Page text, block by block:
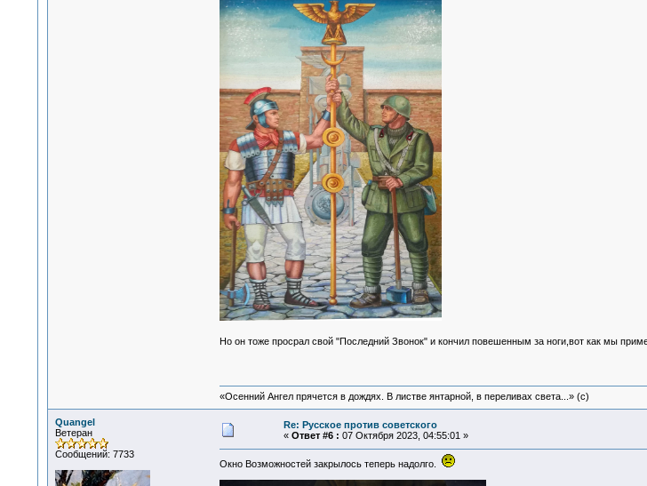
Но он тоже просрал свой "Последний Звонок" и кончил повешенным за ноги,вот как мы
«Осенний Ангел прячется в дождях. В листве янтарной, в переливах света...» (c)
Quangel
Ветеран
Сообщений: 7733
Re: Русское против советского
« Ответ #6 : 07 Октября 2023, 04:55:01 »
Окно Возможностей закрылось теперь надолго.